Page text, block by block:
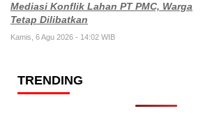
Mediasi Konflik Lahan PT PMC, Warga
Tetap Dilibatkan
Kamis, 6 Agu 2026 - 14:02 WIB
TRENDING